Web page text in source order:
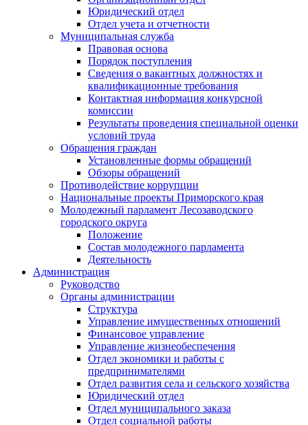
Юридический отдел
Отдел учета и отчетности
Муниципальная служба
Правовая основа
Порядок поступления
Сведения о вакантных должностях и
квалификационные требования
Контактная информация конкурсной
комиссии
Результаты проведения специальной оценки
условий труда
Обращения граждан
Установленные формы обращений
Обзоры обращений
Противодействие коррупции
Национальные проекты Приморского края
Молодежный парламент Лесозаводского
городского округа
Положение
Состав молодежного парламента
Деятельность
Администрация
Руководство
Органы администрации
Структура
Управление имущественных отношений
Финансовое управление
Управление жизнеобеспечения
Отдел экономики и работы с
предпринимателями
Отдел развития села и сельского хозяйства
Юридический отдел
Отдел муниципального заказа
Отдел социальной работы